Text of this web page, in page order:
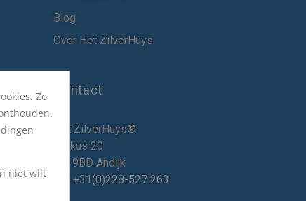
Blog
Over Het ZilverHuys
Contact
Het ZilverHuys®
Krokus 20
1619BD Andijk
+31(0)228-527 263
Zo
niet wilt